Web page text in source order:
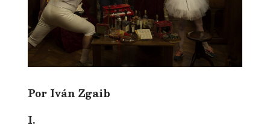
Por Iván Zgaib
I.